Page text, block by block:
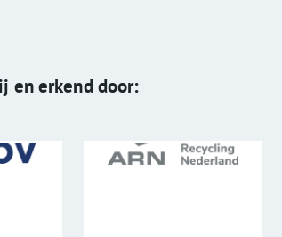
en erkend door: